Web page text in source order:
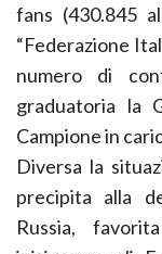
fans (430.845
“Federazione
numero di
graduatoria la
Campione in
Diversa la
precipita alla
Russia,